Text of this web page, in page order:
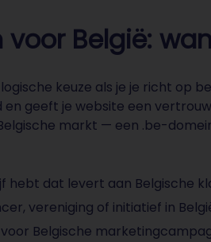
België:
keuze als je je richt op
geeft je website een
markt — een .be-
hebt dat levert aan Belgische
vereniging of initiatief in
Belgische